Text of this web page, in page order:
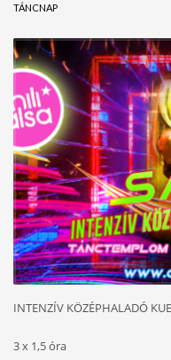
TÁNCNAP
INTENZÍV KÖZÉPHALADÓ
3 x 1,5 óra